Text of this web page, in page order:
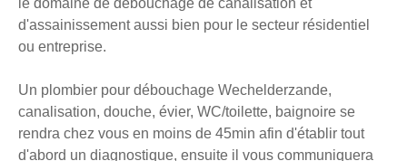
d'assainissement aussi bien pour le secteur résidentiel
ou entreprise.
Un plombier pour débouchage Wechelderzande,
canalisation, douche, évier, WC/toilette, baignoire se
rendra chez vous en moins de 45min afin d'établir tout
d'abord un diagnostique, ensuite il vous communiquera